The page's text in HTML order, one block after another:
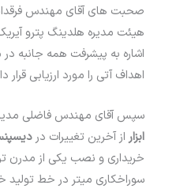
صحبت های آقای مهندس
هیئت مدیره هلدینگ پترو
اشاره به پیشرفت همه جانبه
اهداف آتی را مورد ارزیابی قرار
سپس آقای مهندس فاضلی
ابزاراز آخرین تغییرات در
خریداری و نصب یکی از مدرن
سوراخکاری میتر در خط تولید